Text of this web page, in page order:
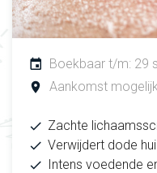
Boekbaar t/m: 29
Aankomst
Zachte
Verwijdert dode
Intens voedende